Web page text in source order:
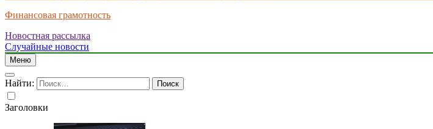
Финансовая грамотность
Новостная рассылка
Случайные новости
Меню
Найти:
Заголовки